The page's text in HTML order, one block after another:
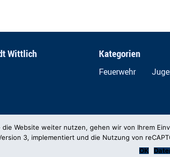
Wittlich Kategorien
Feuerwehr
die Website weiter nutzen, gehen wir von Ihrem
3, implementiert und die Nutzung von
OK